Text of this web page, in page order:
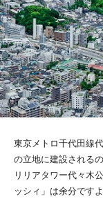
東京メトロ千代田線
の立地に建設される
リリアタワー代々木
ッシィ」は余分です